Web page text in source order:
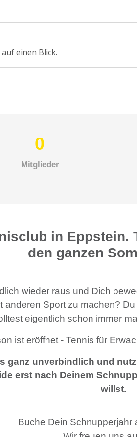
einen Blick.
0
Mitglieder
in Eppstein.
den ganzen
wieder raus und Dich
anderen Sport zu machen?
eigentlich schon immer
ist eröffnet - Tennis für
ganz unverbindlich und
erst nach Deinem
willst.
Buche Dein Schnupperjahr